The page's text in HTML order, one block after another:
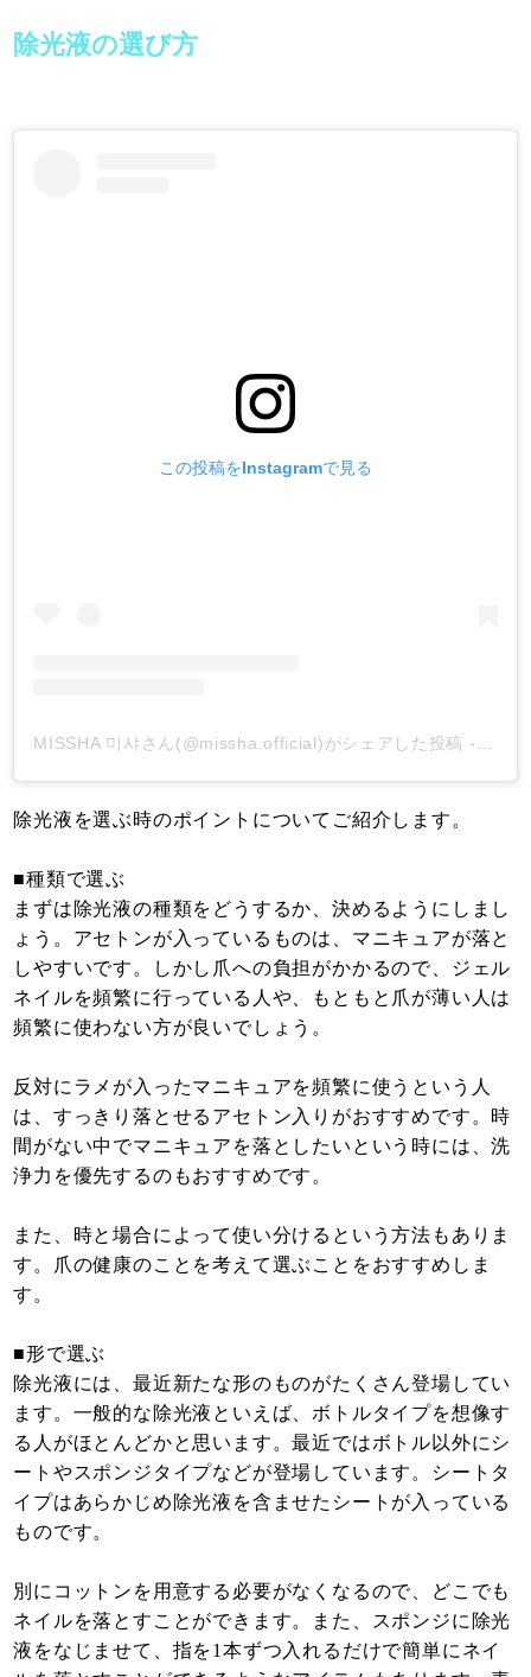
除光液の選び方
この投稿をInstagramで見る
MISSHA 미샤さん(@missha.official)がシェアした投稿 - 2018
除光液を選ぶ時のポイントについてご紹介します。
■種類で選ぶ
まずは除光液の種類をどうするか、決めるようにしまし
ょう。アセトンが入っているものは、マニキュアが落と
しやすいです。しかし爪への負担がかかるので、ジェル
ネイルを頻繁に行っている人や、もともと爪が薄い人は
頻繁に使わない方が良いでしょう。
反対にラメが入ったマニキュアを頻繁に使うという人
は、すっきり落とせるアセトン入りがおすすめです。時
間がない中でマニキュアを落としたいという時には、洗
浄力を優先するのもおすすめです。
また、時と場合によって使い分けるという方法もありま
す。爪の健康のことを考えて選ぶことをおすすめしま
す。
■形で選ぶ
除光液には、最近新たな形のものがたくさん登場してい
ます。一般的な除光液といえば、ボトルタイプを想像す
る人がほとんどかと思います。最近ではボトル以外にシ
ートやスポンジタイプなどが登場しています。シートタ
イプはあらかじめ除光液を含ませたシートが入っている
ものです。
別にコットンを用意する必要がなくなるので、どこでも
ネイルを落とすことができます。また、スポンジに除光
液をなじませて、指を1本ずつ入れるだけで簡単にネイ